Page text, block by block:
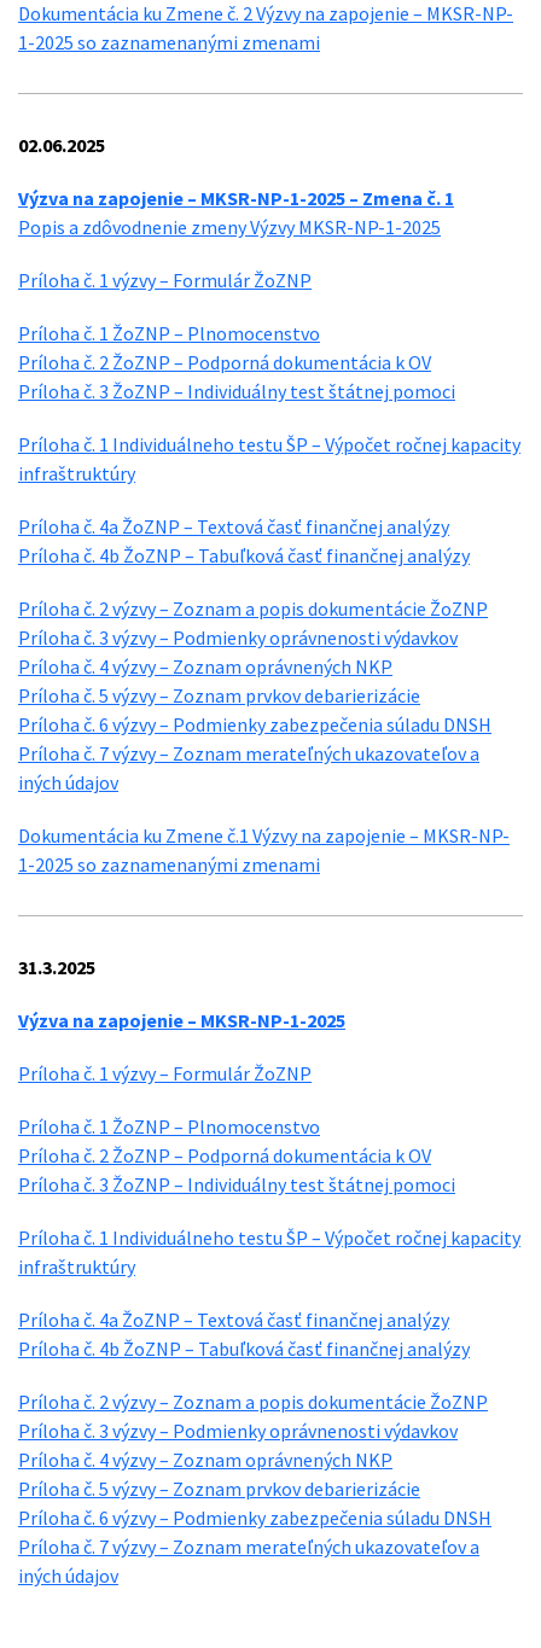
Dokumentácia ku Zmene č. 2 Výzvy na zapojenie – MKSR-NP-
1-2025 so zaznamenanými zmenami
02.06.2025
Výzva na zapojenie – MKSR-NP-1-2025 – Zmena č. 1
Popis a zdôvodnenie zmeny Výzvy MKSR-NP-1-2025
Príloha č. 1 výzvy – Formulár ŽoZNP
Príloha č. 1 ŽoZNP – Plnomocenstvo
Príloha č. 2 ŽoZNP – Podporná dokumentácia k OV
Príloha č. 3 ŽoZNP – Individuálny test štátnej pomoci
Príloha č. 1 Individuálneho testu ŠP – Výpočet ročnej kapacity
infraštruktúry
Príloha č. 4a ŽoZNP – Textová časť finančnej analýzy
Príloha č. 4b ŽoZNP – Tabuľková časť finančnej analýzy
Príloha č. 2 výzvy – Zoznam a popis dokumentácie ŽoZNP
Príloha č. 3 výzvy – Podmienky oprávnenosti výdavkov
Príloha č. 4 výzvy – Zoznam oprávnených NKP
Príloha č. 5 výzvy – Zoznam prvkov debarierizácie
Príloha č. 6 výzvy – Podmienky zabezpečenia súladu DNSH
Príloha č. 7 výzvy – Zoznam merateľných ukazovateľov a
iných údajov
Dokumentácia ku Zmene č.1 Výzvy na zapojenie – MKSR-NP-
1-2025 so zaznamenanými zmenami
31.3.2025
Výzva na zapojenie – MKSR-NP-1-2025
Príloha č. 1 výzvy – Formulár ŽoZNP
Príloha č. 1 ŽoZNP – Plnomocenstvo
Príloha č. 2 ŽoZNP – Podporná dokumentácia k OV
Príloha č. 3 ŽoZNP – Individuálny test štátnej pomoci
Príloha č. 1 Individuálneho testu ŠP – Výpočet ročnej kapacity
infraštruktúry
Príloha č. 4a ŽoZNP – Textová časť finančnej analýzy
Príloha č. 4b ŽoZNP – Tabuľková časť finančnej analýzy
Príloha č. 2 výzvy – Zoznam a popis dokumentácie ŽoZNP
Príloha č. 3 výzvy – Podmienky oprávnenosti výdavkov
Príloha č. 4 výzvy – Zoznam oprávnených NKP
Príloha č. 5 výzvy – Zoznam prvkov debarierizácie
Príloha č. 6 výzvy – Podmienky zabezpečenia súladu DNSH
Príloha č. 7 výzvy – Zoznam merateľných ukazovateľov a
iných údajov